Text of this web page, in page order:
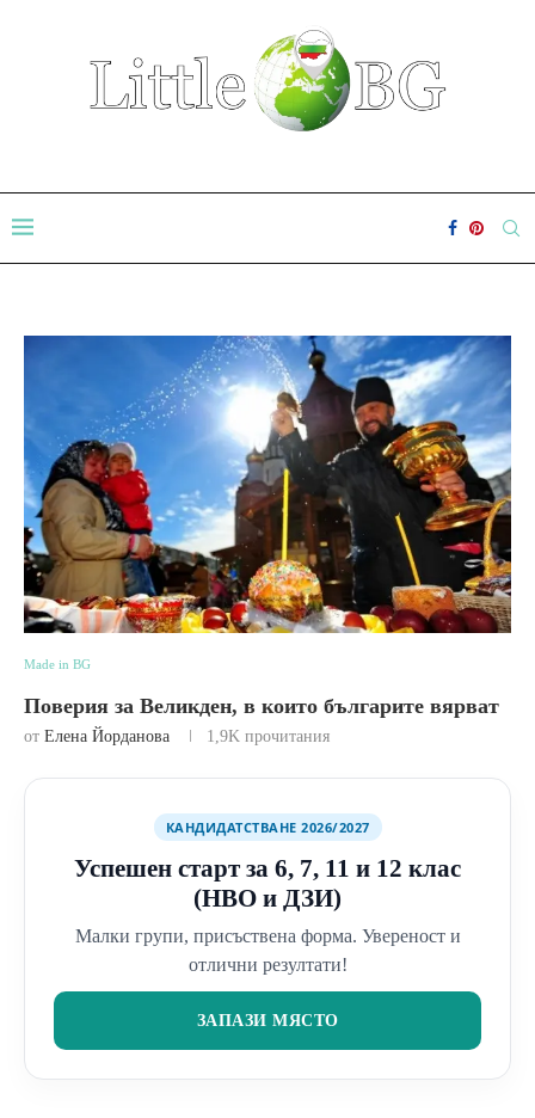
Made in BG
Поверия за Великден, в които българите вярват
от Елена Йорданова 1,9K прочитания
КАНДИДАТСТВАНЕ 2026/2027
Успешен старт за 6, 7, 11 и 12 клас
(НВО и ДЗИ)
Малки групи, присъствена форма. Увереност и
отлични резултати!
ЗАПАЗИ МЯСТО